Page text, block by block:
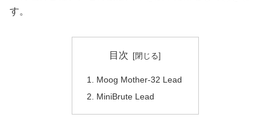
す。
目次
Moog Mother-32 Lead
MiniBrute Lead